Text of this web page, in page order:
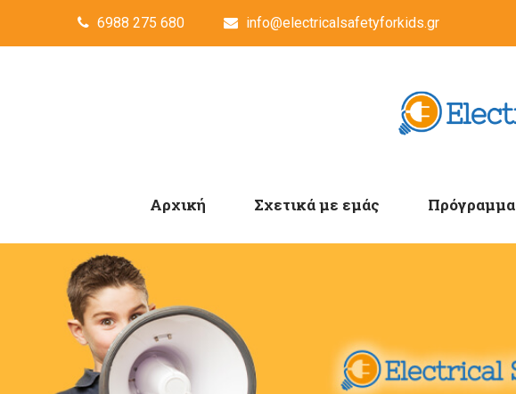
6988 275 680 info@electricalsafetyforkids.gr
Αρχική Σχετικά με εμάς Πρόγραμμα